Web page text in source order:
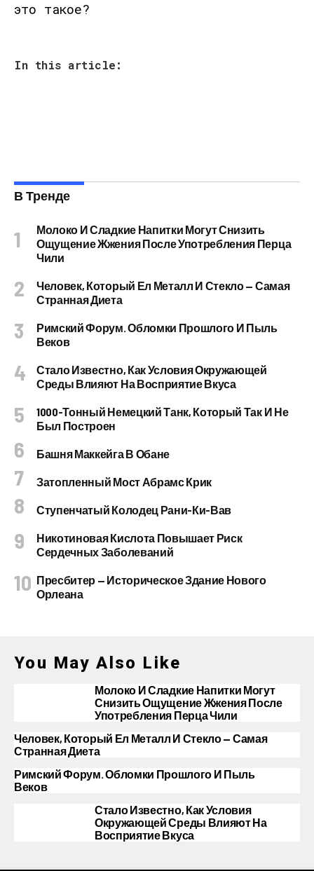
это такое?
In this article:
В Тренде
Молоко И Сладкие Напитки Могут Снизить
Ощущение Жжения После Употребления Перца
Чили
Человек, Который Ел Металл И Стекло — Самая
Странная Диета
Римский Форум. Обломки Прошлого И Пыль
Веков
Стало Известно, Как Условия Окружающей
Среды Влияют На Восприятие Вкуса
1000-Тонный Немецкий Танк, Который Так И Не
Был Построен
Башня Маккейга В Обане
Затопленный Мост Абрамс Крик
Ступенчатый Колодец Рани-Ки-Вав
Никотиновая Кислота Повышает Риск
Сердечных Заболеваний
Пресбитер — Историческое Здание Нового
Орлеана
You May Also Like
Молоко И Сладкие Напитки Могут
Снизить Ощущение Жжения После
Употребления Перца Чили
Человек, Который Ел Металл И Стекло — Самая
Странная Диета
Римский Форум. Обломки Прошлого И Пыль
Веков
Стало Известно, Как Условия
Окружающей Среды Влияют На
Восприятие Вкуса